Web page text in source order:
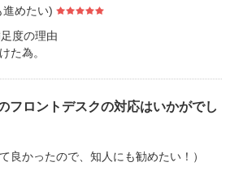
めたい)
度の理由
た為。
フロントデスクの対応はいかがでし
良かったので、知人にも勧めたい！）